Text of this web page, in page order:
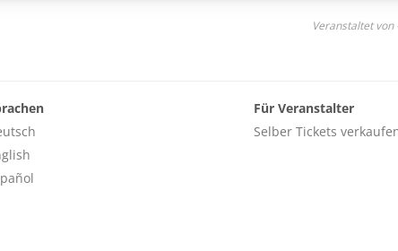
Veranstaltet von
Für Veranstalter
Selber Tickets